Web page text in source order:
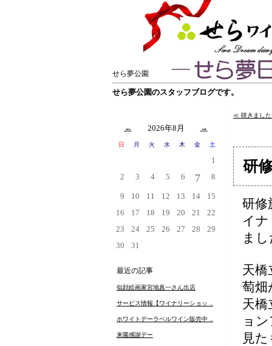
せら夢公園
せら夢公園のスタッフブログです。
← 2026年8月 →
日 月 火 水 木 金 土
1
2
3 4 5 6 7 8
9 10 11 12 13 14
15
16
17 18 19 20 21
22
23
24 25 26 27 28
29
30
31
最近の記事
似顔絵画家宮地真一さん出店
サービス情報【ワイナリーショッ ..
ホワイトデーラベルワイン販売中 ..
来園感謝デー
≪ 咲きまし
研
研修
イ
ま
天橋
萄畑
天橋
ョ
見